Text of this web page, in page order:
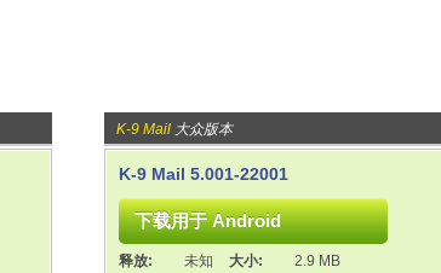
K-9 Mail 大众版本
K-9 Mail 5.001-22001
释放: 未知 大小:
2.9 MB